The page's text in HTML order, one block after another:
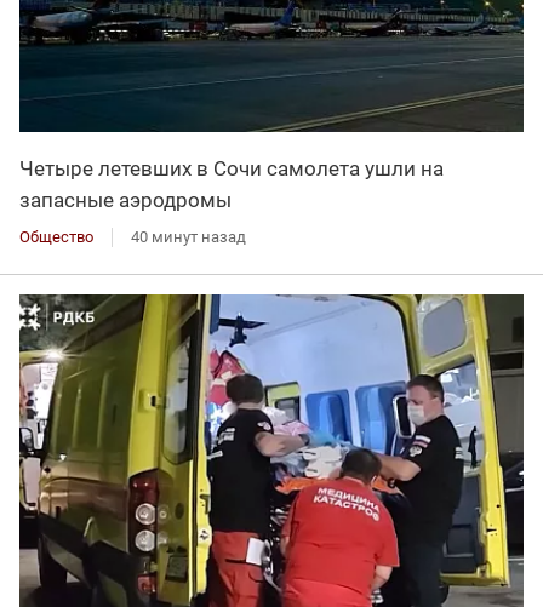
Четыре летевших в Сочи самолета ушли на
запасные аэродромы
Общество 40 минут назад